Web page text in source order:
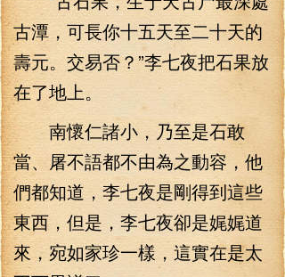
古潭，可長你十五天至二十天的
壽元。交易否？”李七夜把石果放
在了地上。
南懷仁諸小，乃至是石敢
當、屠不語都不由為之動容，他
們都知道，李七夜是剛得到這些
東西，但是，李七夜卻是娓娓道
來，宛如家珍一樣，這實在是太